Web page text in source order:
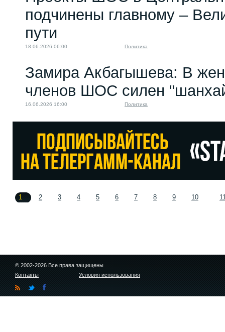
подчинены главному –
пути
18.06.2026 06:00 Политика
Замира Акбагышева: В
членов ШОС силен
16.06.2026 16:00 Политика
1 2 3 4 5 6 7 8 9 10
© 2002-2026 Все права защищены
Контакты
Условия использования